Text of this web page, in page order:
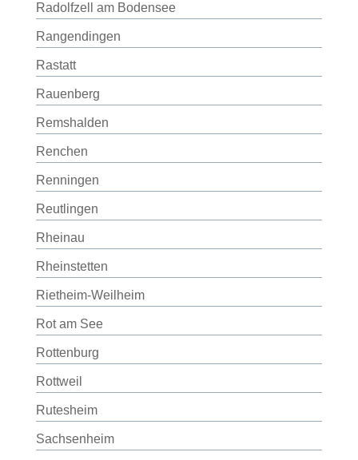
Radolfzell am Bodensee
Rangendingen
Rastatt
Rauenberg
Remshalden
Renchen
Renningen
Reutlingen
Rheinau
Rheinstetten
Rietheim-Weilheim
Rot am See
Rottenburg
Rottweil
Rutesheim
Sachsenheim